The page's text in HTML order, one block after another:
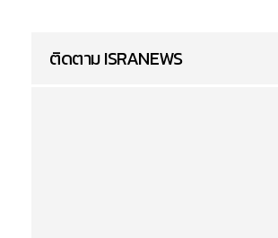
ติดตาม ISRANEWS